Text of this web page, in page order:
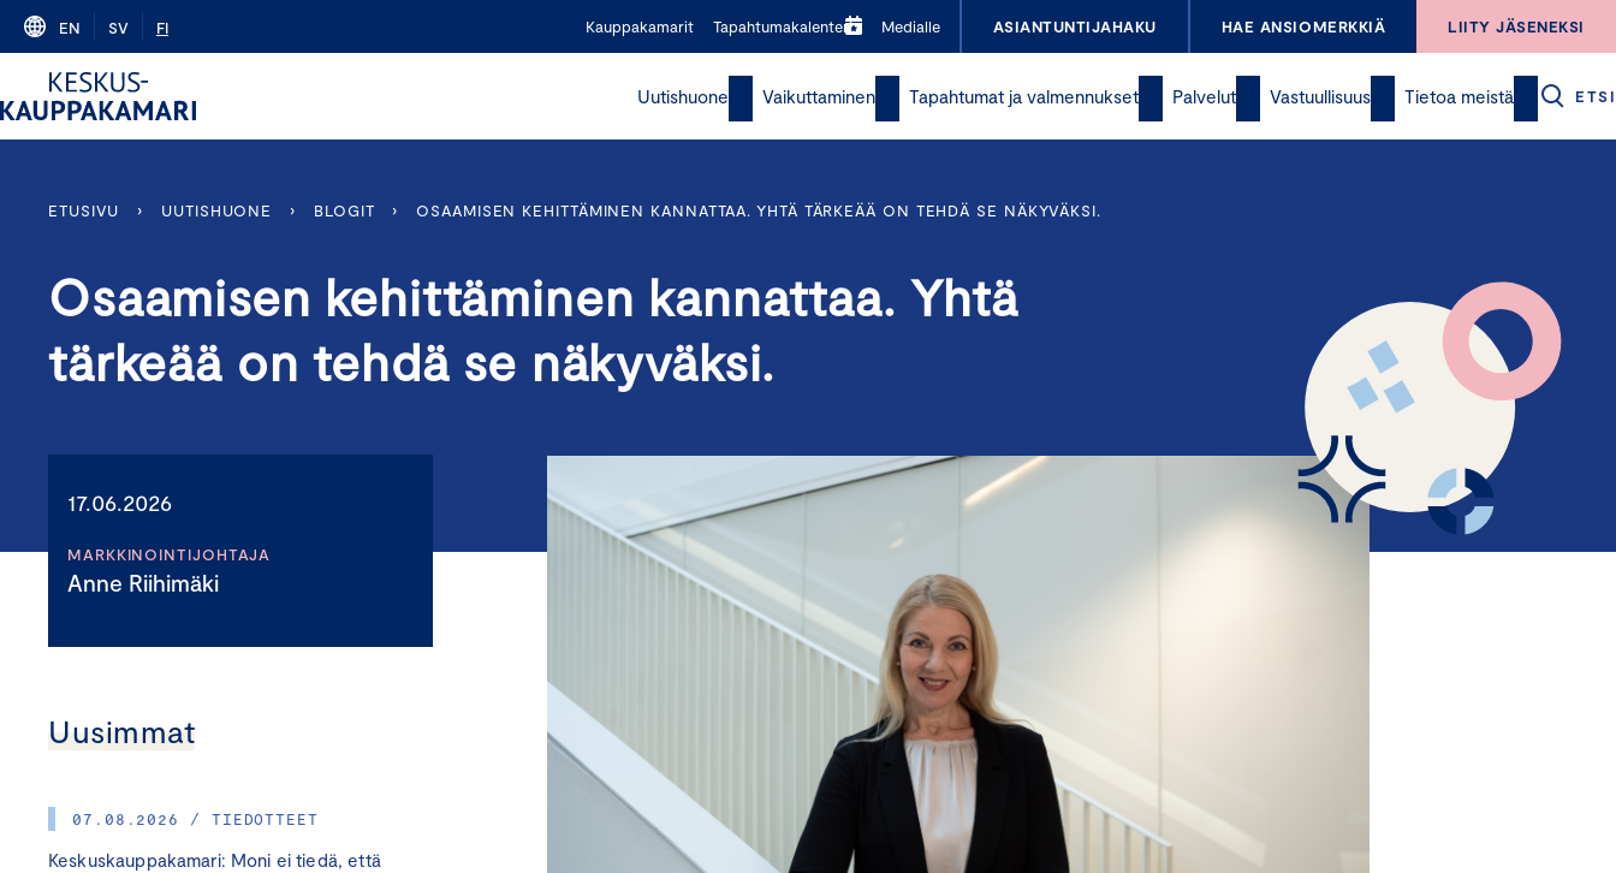
Skip
content
EN SV FI Kauppakamarit Tapahtumakalenteri Medialle ASIANTUNTIJAHAKU HAE ANSIOMERKKIÄ LIITY JÄSENEKSI
Uutishuone Vaikuttaminen Tapahtumat ja valmennukset Palvelut Vastuullisuus Tietoa meistä ETSI
ETUSIVU › UUTISHUONE › BLOGIT › OSAAMISEN KEHITTÄMINEN KANNATTAA. YHTÄ TÄRKEÄÄ ON TEHDÄ SE NÄKYVÄKSI.
Osaamisen kehittäminen kannattaa. Yhtä
tärkeää on tehdä se näkyväksi.
17.06.2026
MARKKINOINTIJOHTAJA
Anne Riihimäki
Uusimmat
07.08.2026 / TIEDOTTEET
Keskuskauppakamari: Moni ei tiedä, että